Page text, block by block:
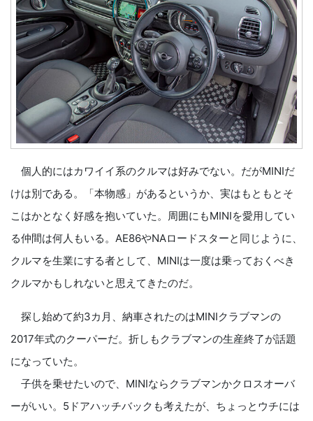
個人的にはカワイイ系のクルマは好みでない。だがMINIだ
けは別である。「本物感」があるというか、実はもともとそ
こはかとなく好感を抱いていた。周囲にもMINIを愛用してい
る仲間は何人もいる。AE86やNAロードスターと同じように、
クルマを生業にする者として、MINIは一度は乗っておくべき
クルマかもしれないと思えてきたのだ。
探し始めて約3カ月、納車されたのはMINIクラブマンの
2017年式のクーパーだ。折しもクラブマンの生産終了が話題
になっていた。
子供を乗せたいので、MINIならクラブマンかクロスオーバ
ーがいい。5ドアハッチバックも考えたが、ちょっとウチには